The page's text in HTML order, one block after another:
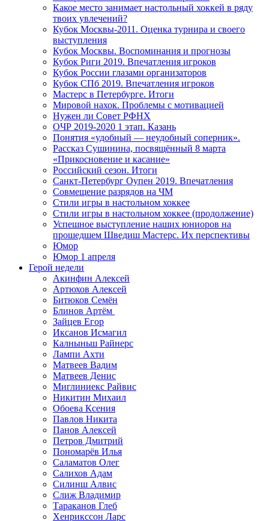
Какое место занимает настольный хоккей в ряду
твоих увлечений?
Кубок Москвы-2011. Оценка турнира и своего
выступления
Кубок Москвы. Воспоминания и прогнозы
Кубок Риги 2019. Впечатления игроков
Кубок России глазами организаторов
Кубок СПб 2019. Впечатления игроков
Мастерс в Петербурге. Итоги
Мировой нахок. Проблемы с мотивацией
Нужен ли Совет РФНХ
ОЧР 2019-2020 1 этап. Казань
Понятия «удобный — неудобный соперник».
Рассказ Сушинина, посвящённый 8 марта
«Прикосновение и касание»
Российский сезон. Итоги
Санкт-Петербург Оупен 2019. Впечатления
Совмещение разрядов на ЧМ
Стили игры в настольном хоккее
Стили игры в настольном хоккее (продолжение)
Успешное выступление наших юниоров на
прошедшем Шведиш Мастерс. Их перспективы
Юмор
Юмор 1 апреля
Герой недели
Акинфин Алексей
Артюхов Алексей
Битюков Семён
Блинов Артём
Зайцев Егор
Иксанов Исмагил
Калныньш Райнерс
Лампи Ахти
Матвеев Вадим
Матвеев Денис
Миглиниекс Райвис
Никитин Михаил
Обоева Ксения
Павлов Никита
Панов Алексей
Петров Дмитрий
Пономарёв Илья
Саламатов Олег
Салихов Адам
Силинш Алвис
Слиж Владимир
Тараканов Глеб
Хенрикссон Ларс